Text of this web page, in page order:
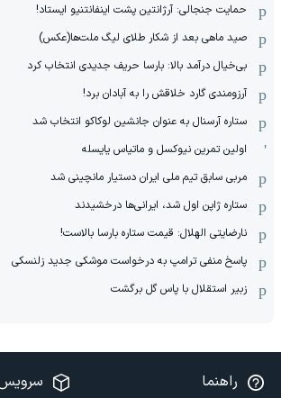
حمایت جنجالی: آرژانتین پشت اینفانتنیو ایستاد!
صید ماهی بعد از شکار طلای لیگ ملت‌ها(عکس)
بی‌خیال درآمد بالا: بارسا حریف جدیدی انتخاب کرد
آرزومندی گارد خلاقش را به آبادان برد!
ستاره آرسنال به عنوان جانشین لوکاکو انتخاب شد
اولین تمرین نیوکسل و ماتیاس یایسله
مربی سابق تیم ملی ایران دستیار مانچینی شد
ستاره ژاپن اول شد، ایرانی‌ها درخشیدند
نارضایتی الهلال: قیمت ستاره بارسا بالاست!
پاسخ منفی ترامپ به درخواست موشکی جدید زلنسکی
زبیر استقلال با پاس گل برگشت
راهنما